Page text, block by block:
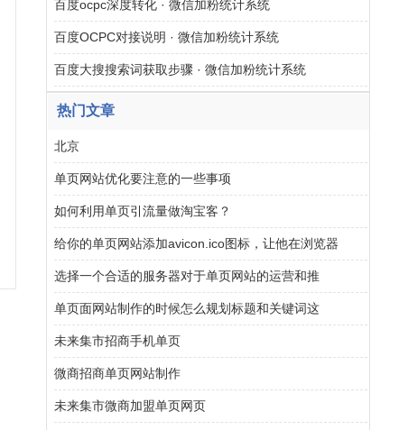
百度ocpc深度转化 · 微信加粉统计系统
百度OCPC对接说明 · 微信加粉统计系统
百度大搜搜索词获取步骤 · 微信加粉统计系统
热门文章
北京
单页网站优化要注意的一些事项
如何利用单页引流量做淘宝客？
给你的单页网站添加avicon.ico图标，让他在浏览器
选择一个合适的服务器对于单页网站的运营和推
单页面网站制作的时候怎么规划标题和关键词这
未来集市招商手机单页
微商招商单页网站制作
未来集市微商加盟单页网页